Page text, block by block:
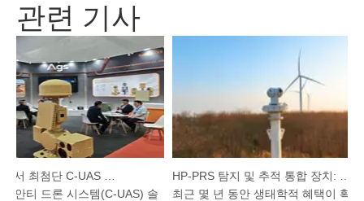
관련 기사
Argustec, KL에서 최첨단 C-UAS 및 열 기술 강조
안티 드론 시스템(C-UAS) 솔
HP-PRS 탐지 및 추적 통합 장치: 조류 보호를 위한 파노라마 비전
최근 몇 년 동안 생태학적 혜택이 확대